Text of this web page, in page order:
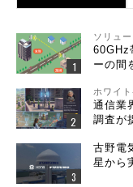
ソリュ
60GHz
ーの間
ホワイ
通信業
調査が
古野電
星から